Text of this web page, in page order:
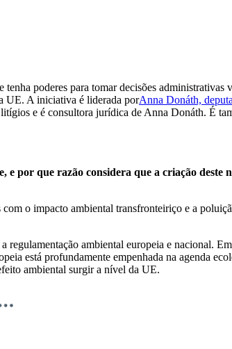
poderes para tomar decisões administrativas
UE. A iniciativa é liderada porAnna Donáth,
e é consultora jurídica de Anna Donáth. É
por que razão considera que a criação deste
o impacto ambiental transfronteiriço e a
regulamentação ambiental europeia e nacional.
está profundamente empenhada na agenda
ambiental surgir a nível da UE.